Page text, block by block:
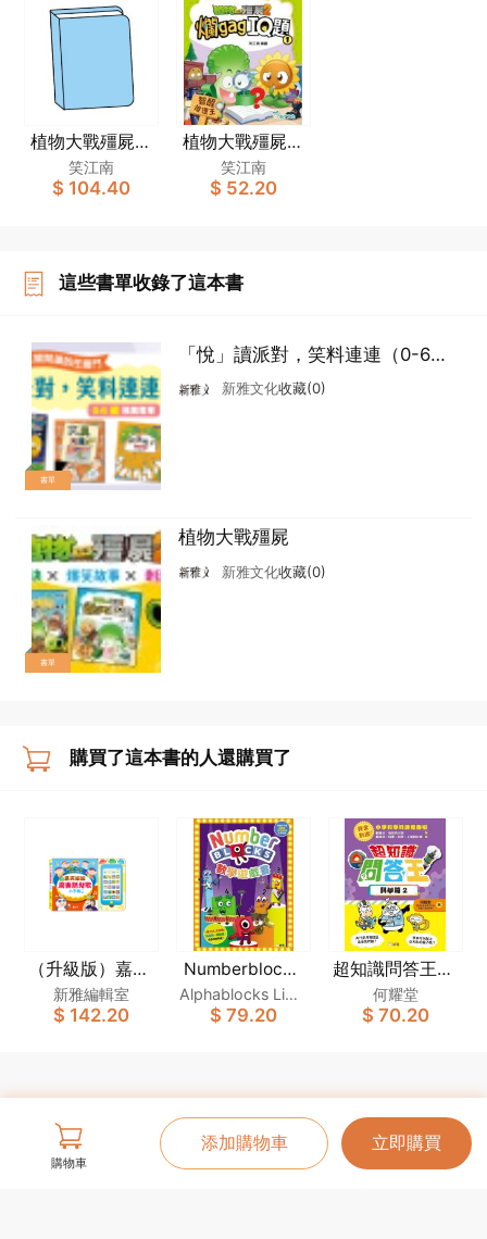
購物車
添加購物車 立即購買
植物大戰殭屍2-
爛gag IQ題套裝
（一套2冊）
笑江南
$ 104.40
植物大戰殭屍2-
爛gag IQ題（1）
智醒推理王
笑江南
$ 52.20
這些書單收錄了這本書
書單
「悅」讀派對，笑料連連（0-6
歲）
新雅文化收藏(0)
書單
植物大戰殭屍
新雅文化收藏(0)
購買了這本書的人還購買了
（升級版）嘉芙
姐姐廣東話兒歌
小手機
新雅編輯室
$ 142.20
Numberblocks
數學遊戲書
Alphablocks Limit
ed
$ 79.20
超知識問答王：
科學篇2
何耀堂
$ 70.20